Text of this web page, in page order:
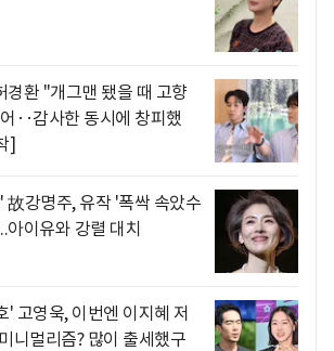
경환 "개그맨 됐을 때 고향
‥감사한 동시에 창피했
]
故강명주, 유작 '폭싹 속았수
아이유와 강렬 대치
' 고영욱, 이번엔 이지혜 저
니멀리즘? 많이 출세했구